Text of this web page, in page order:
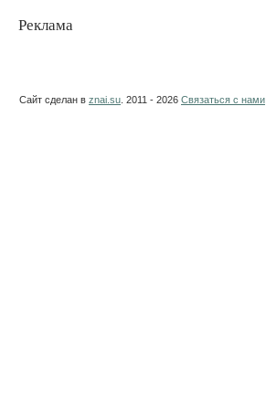
Реклама
Сайт сделан в znai.su . 2011 - 2026 Связаться с нами